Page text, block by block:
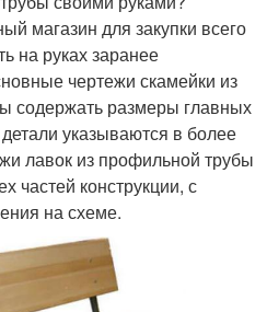
магазин для закупки всего
на руках заранее
чертежи скамейки из
содержать размеры главных
указываются в более
лавок из профильной трубы
частей конструкции, с
на схеме.